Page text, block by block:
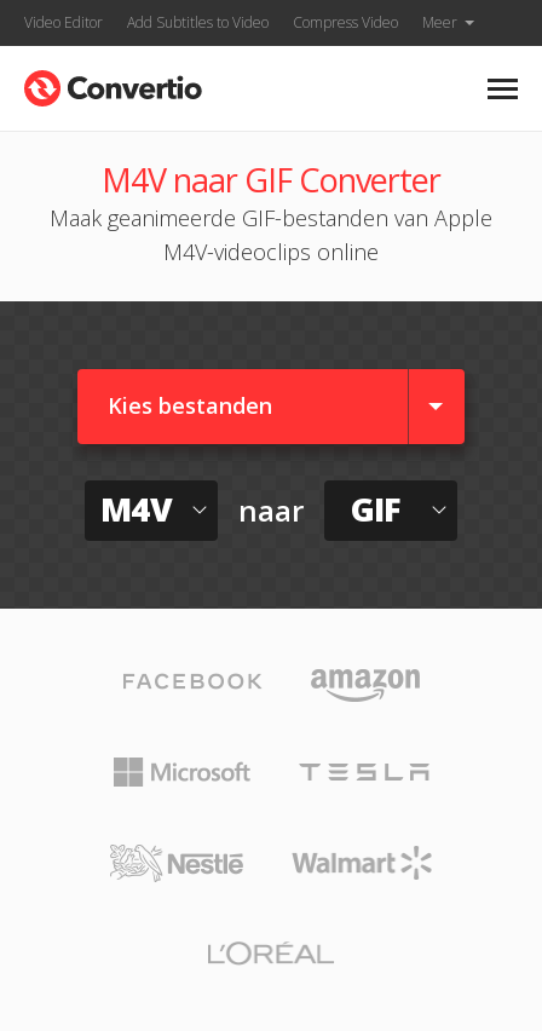
Video Editor Add Subtitles to Video Compress Video Meer
M4V naar GIF Converter
Maak geanimeerde GIF-bestanden van Apple
M4V-videoclips online
Kies bestanden
M4V naar GIF